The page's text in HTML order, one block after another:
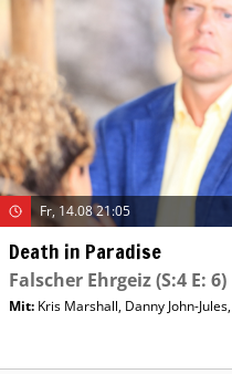
Fr, 14.08 21:05
Death in Paradise
Falscher Ehrgeiz(S:4 E: 6)
Mit: Kris Marshall, Danny John-Jules,